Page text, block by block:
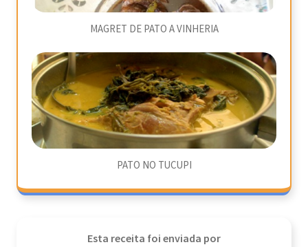
MAGRET DE PATO A VINHERIA
PATO NO TUCUPI
Esta receita foi enviada por